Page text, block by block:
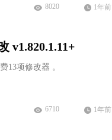
8020 1年前
v1.820.1.11+
13项修改器 。
6710 1年前